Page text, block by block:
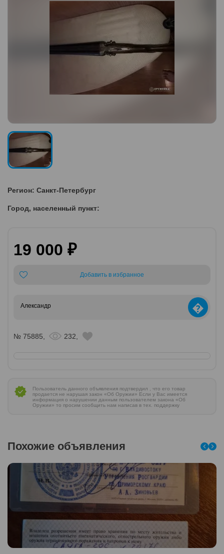
Регион: Санкт-Петербург
Город, населенный пункт:
19 000 ₽
Добавить в избранное
Александр �
№ 75885, 232,
Пользователь данного объявления подтвердил , что его товар
продается не нарушая закон «Об Оружии» Если у Вас имеется
информация о нарушении данным пользователем закона «Об
Оружии» то просим сообщить нам написав в тех. поддержку
Похожие объявления